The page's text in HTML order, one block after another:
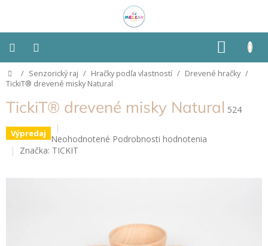
KOŠÍK
Montessori
Detská
izba
Senzorické
pomôcky
Domov
/ Senzorický raj / Hračky podľa vlastností / Drevené hračky /
TickiT® drevené misky Natural
TickiT® drevené misky Natural 524
Výpredaj Priemerné
hodnotenie
Neohodnotené Podrobnosti hodnotenia
Značka: TICKIT